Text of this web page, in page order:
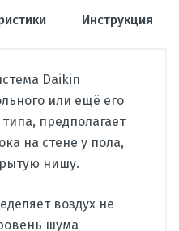
Инструкция
Daikin
или ещё его
предполагает
на стене у пола,
нишу.
воздух не
шума